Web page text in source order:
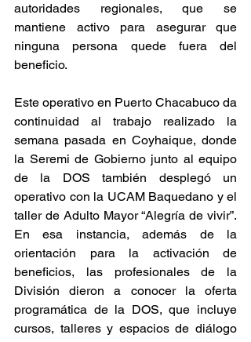
autoridades regionales, que se
mantiene activo para asegurar que
ninguna persona quede fuera del
beneficio.
Este operativo en Puerto Chacabuco da
continuidad al trabajo realizado la
semana pasada en Coyhaique, donde
la Seremi de Gobierno junto al equipo
de la DOS también desplegó un
operativo con la UCAM Baquedano y el
taller de Adulto Mayor “Alegría de vivir”.
En esa instancia, además de la
orientación para la activación de
beneficios, las profesionales de la
División dieron a conocer la oferta
programática de la DOS, que incluye
cursos, talleres y espacios de diálogo